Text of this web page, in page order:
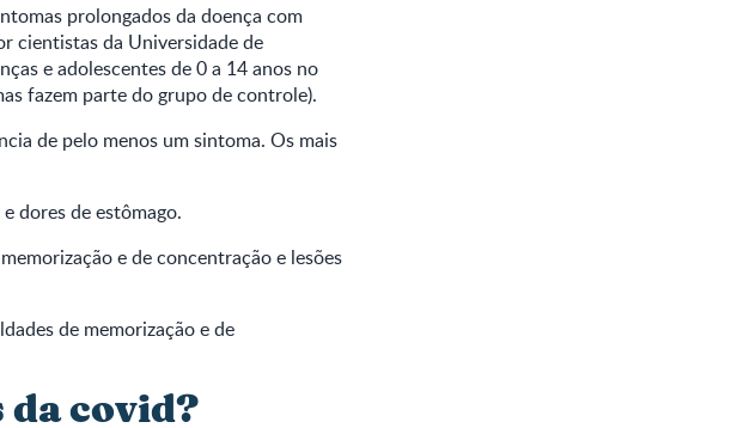
prolongados da doença com
cientistas da Universidade de
e adolescentes de 0 a 14 anos no
fazem parte do grupo de controle).
de pelo menos um sintoma. Os mais
dores de estômago.
e de concentração e lesões
de memorização e de
da covid?